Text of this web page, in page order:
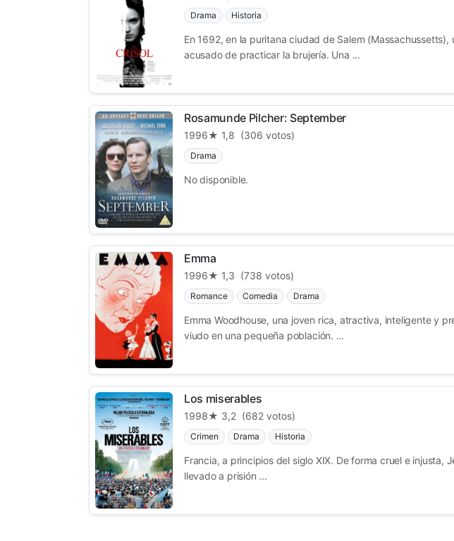
Drama Historia
En 1692, en la puritana ciudad de Salem
acusado de practicar la brujería. Una ...
Rosamunde Pilcher: September
1996★ 1,8 (306 votos)
Drama
No disponible.
Emma
1996★ 1,3 (738 votos)
Romance Comedia Drama
Emma Woodhouse, una joven rica, atractiva, inteligente y
viudo en una pequeña población. ...
Los miserables
1998★ 3,2 (682 votos)
Crimen Drama Historia
Francia, a principios del siglo XIX. De forma cruel e injusta,
llevado a prisión ...